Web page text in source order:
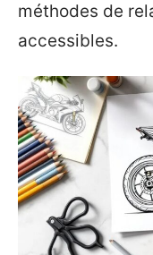
méthodes de
accessibles.